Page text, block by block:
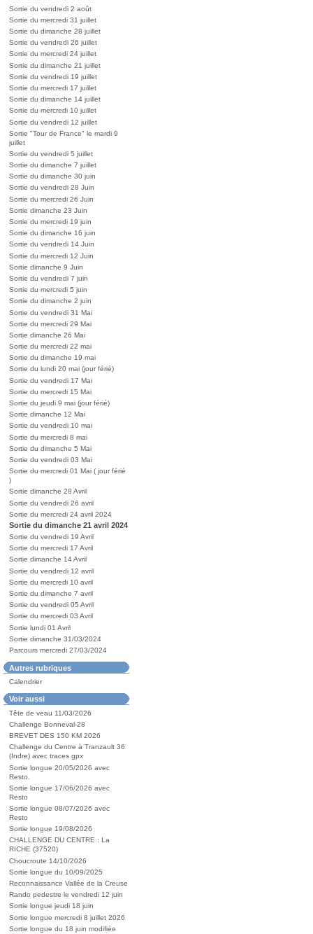
Sortie du vendredi 2 août
Sortie du mercredi 31 juillet
Sortie du dimanche 28 juillet
Sortie du vendredi 26 juillet
Sortie du mercredi 24 juillet
Sortie du dimanche 21 juillet
Sortie du vendredi 19 juillet
Sortie du mercredi 17 juillet
Sortie du dimanche 14 juillet
Sortie du mercredi 10 juillet
Sortie du vendredi 12 juillet
Sortie "Tour de France" le mardi 9
juillet
Sortie du vendredi 5 juillet
Sortie du dimanche 7 juillet
Sortie du dimanche 30 juin
Sortie du vendredi 28 Juin
Sortie du mercredi 26 Juin
Sortie dimanche 23 Juin
Sortie du mercredi 19 juin
Sortie du dimanche 16 juin
Sortie du vendredi 14 Juin
Sortie du mercredi 12 Juin
Sortie dimanche 9 Juin
Sortie du vendredi 7 juin
Sortie du mercredi 5 juin
Sortie du dimanche 2 juin
Sortie du vendredi 31 Mai
Sortie du mercredi 29 Mai
Sortie dimanche 26 Mai
Sortie du mercredi 22 mai
Sortie du dimanche 19 mai
Sortie du lundi 20 mai (jour férié)
Sortie du vendredi 17 Mai
Sortie du mercredi 15 Mai
Sortie du jeudi 9 mai (jour férié)
Sortie dimanche 12 Mai
Sortie du vendredi 10 mai
Sortie du mercredi 8 mai
Sortie du dimanche 5 Mai
Sortie du vendredi 03 Mai
Sortie du mercredi 01 Mai ( jour férié
)
Sortie dimanche 28 Avril
Sortie du vendredi 26 avril
Sortie du mercredi 24 avril 2024
Sortie du dimanche 21 avril 2024
Sortie du vendredi 19 Avril
Sortie du mercredi 17 Avril
Sortie dimanche 14 Avril
Sortie du vendredi 12 avril
Sortie du mercredi 10 avril
Sortie du dimanche 7 avril
Sortie du vendredi 05 Avril
Sortie du mercredi 03 Avril
Sortie lundi 01 Avril
Sortie dimanche 31/03/2024
Parcours mercredi 27/03/2024
Autres rubriques
Calendrier
Voir aussi
Tête de veau 11/03/2026
Challenge Bonneval-28
BREVET DES 150 KM 2026
Challenge du Centre à Tranzault 36
(Indre) avec traces gpx
Sortie longue 20/05/2026 avec
Resto.
Sortie longue 17/06/2026 avec
Resto
Sortie longue 08/07/2026 avec
Resto
Sortie longue 19/08/2026
CHALLENGE DU CENTRE : La
RICHE (37520)
Choucroute 14/10/2026
Sortie longue du 10/09/2025
Reconnaissance Vallée de la Creuse
Rando pedestre le vendredi 12 juin
Sortie longue jeudi 18 juin
Sortie longue mercredi 8 juillet 2026
Sortie longue du 18 juin modifiée